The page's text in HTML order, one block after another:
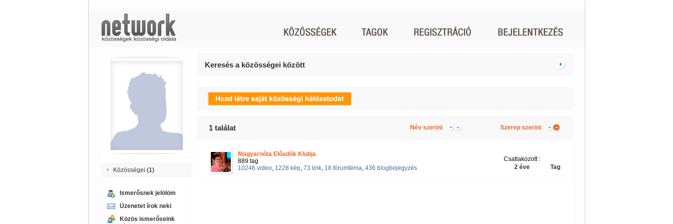
Közösségei (1)
Ismerősnek jelölöm
Üzenetet írok neki
Közös ismerőseink
Keresés a közösségei között
1találat Név szerint Szerep szerint
Magyarnóta Előadók Klubja
889 tag
10246 video, 1228 kép, 73 link, 18 fórumtéma, 436 blogbejegyzés Tag
Csatlakozott :
2 éve